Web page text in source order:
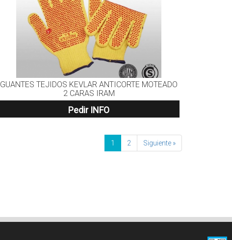
GUANTES TEJIDOS KEVLAR ANTICORTE MOTEADO
2 CARAS IRAM
Pedir INFO
1 2 Siguiente »